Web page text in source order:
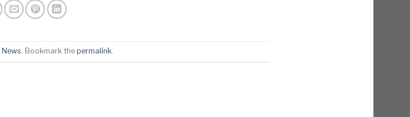
News . Bookmark the permalink